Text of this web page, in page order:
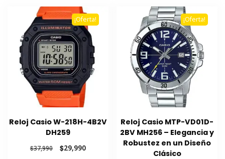
¡Oferta!
Reloj Casio W-218H-4B2V
DH259
$37,990 $29,990El
¡Oferta!
Reloj Casio MTP-VD01D-
2BV MH256 – Elegancia y
Robustez en un Diseño
Clásico